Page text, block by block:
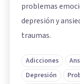
problemas
depresión y
traumas.
Adicciones
Depresión